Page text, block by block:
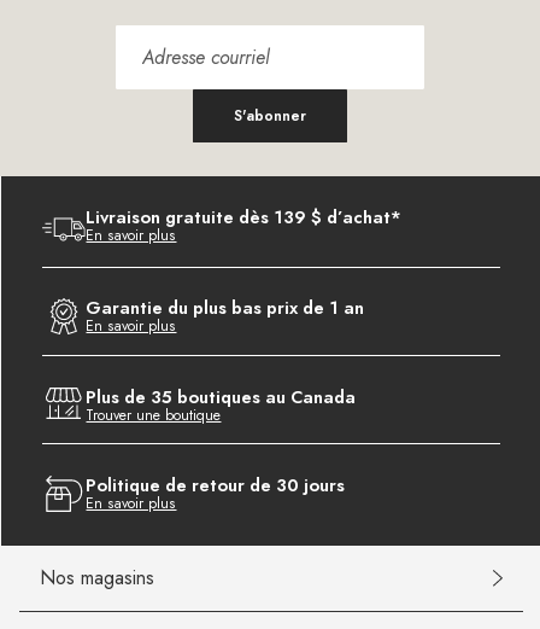
S'abonner
Livraison gratuite dès 139 $ d’achat*
En savoir plus
Garantie du plus bas prix de 1 an
En savoir plus
Plus de 35 boutiques au Canada
Trouver une boutique
Politique de retour de 30 jours
En savoir plus
Nos magasins